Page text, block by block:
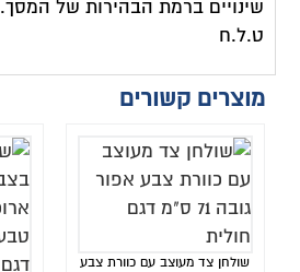
שינויים ברמת הבהירות של המסך.
ט.ל.ח
מוצרים קשורים
שולחן צד מעוצב עם כוורת צבע